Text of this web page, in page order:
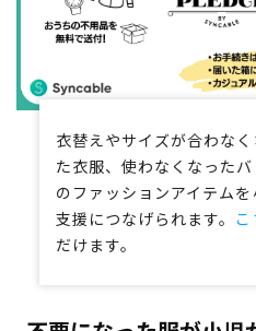
衣替えやサイズが合わな
た衣服、使わなくなった
のファッションアイテム
支援につなげられます。
だけます。